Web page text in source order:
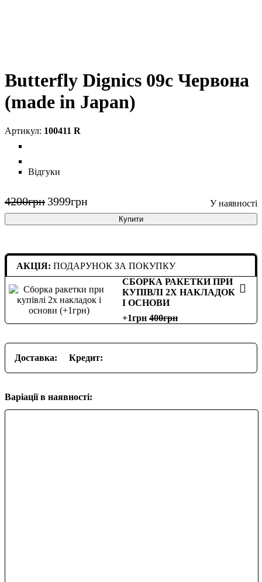
Butterfly Dignics 09c Червона
(made in Japan)
100411 R
Відгуки
4200грн 3999грн
Купити
АКЦІЯ: ПОДАРУНОК ЗА ПОКУПКУ
СБОРКА РАКЕТКИ ПРИ
КУПІВЛІ 2Х НАКЛАДОК
І ОСНОВИ
+1грн 400
Доставка: Кредит:
Варіації в наявності: